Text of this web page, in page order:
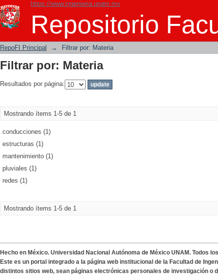
https://www.ingenieria.unam.mx
Repositorio
Filtrar por: Materia
RepoFI Principal → Filtrar por: Materia
Filtrar por: Materia
Resultados por página:
Mostrando ítems 1-5 de 1
conducciones (1)
estructuras (1)
mantenimiento (1)
pluviales (1)
redes (1)
Mostrando ítems 1-5 de 1
Hecho en México. Universidad Nacional Autónoma de México UNAM. Todos
Este es un portal integrado a la página web institucional de la Facultad de
distintos sitios web, sean páginas electrónicas personales de investigación o